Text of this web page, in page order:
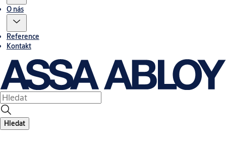
O nás
Reference
Kontakt
Hledat